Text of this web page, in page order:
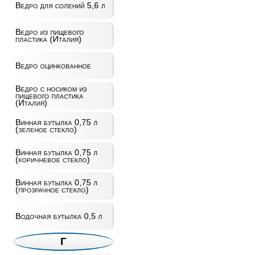
Ведро для солений 5,6 л
Ведро из пищевого
пластика (Италия)
Ведро оцинкованное
Ведро с носиком из
пищевого пластика
(Италия)
Винная бутылка 0,75 л
(зеленое стекло)
Винная бутылка 0,75 л
(коричневое стекло)
Винная бутылка 0,75 л
(прозрачное стекло)
Водочная бутылка 0,5 л
Г